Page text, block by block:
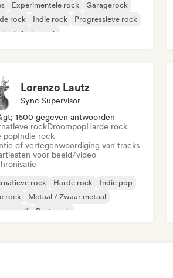
Experimentele rock
Garagerock
rock
Indie rock
Progressieve rock
rock
Lorenzo Lautz
Sync Supervisor
1600 gegeven antwoorden
rockDroompopHarde rock
popIndie rock
of vertegenwoordiging van tracks
voor beeld/video
rock Harde rock
Indie pop
rock
Metaal / Zwaar metaal
golf
Post punk